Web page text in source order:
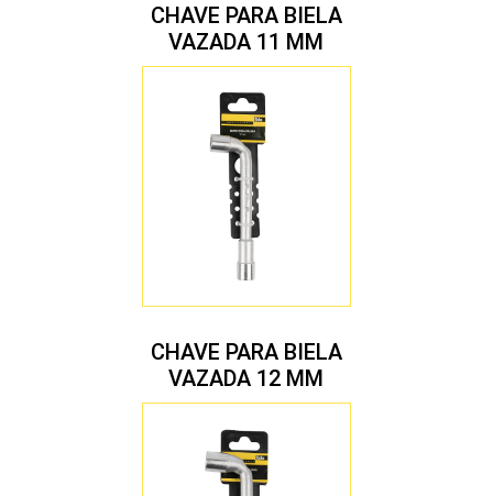
CHAVE PARA BIELA
VAZADA 11 MM
CHAVE PARA BIELA
VAZADA 12 MM